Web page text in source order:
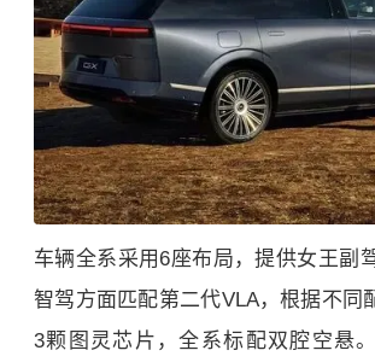
车辆全系采用6座布局，提供女王副
智驾方面匹配第二代VLA，根据不同
3颗图灵芯片，全系标配双腔空悬